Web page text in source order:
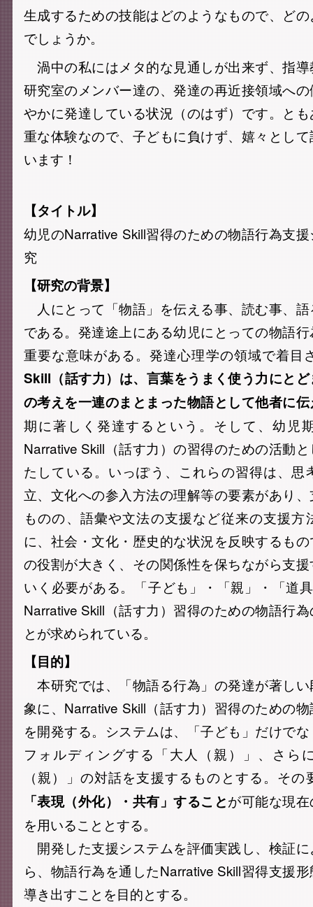
生成するための技能はどのようなもので、ど
でしょうか。
渦中の私にはメタ的な見通しが出来ず、指
研究室のメンバー達の、発達の再近接領域へ
やかに発達している状況（のはず）です。と
重な体験なので、子どもに負けず、嬉々とし
います！
【タイトル】
幼児のNarrative Skill習得のための物語行為支
究
【研究の背景】
人にとって「物語」を伝える事、読む事、
である。発達途上にある幼児にとっての物語
重要な意味がある。発達心理学の領域で着目
Skill（話す力）は、言葉をうまく使う力にと
の考えを一連のまとまった物語として他者に
期に著しく発達するという。そして、幼児
Narrative Skill（話す力）の習得のための活動
たしている。いっぽう、これらの習得は、思
立、文化への参入方法の理解等の要素があり
ものの、語彙や文法の支援など従来の支援方
に、社会・文化・歴史的な状況を反映するも
の役割が大きく、その関係性を保ちながら支
いく必要がある。「子ども」・「親」・「道
Narrative Skill（話す力）習得のための物語行
とが求められている。
【目的】
本研究では、「物語る行為」の発達が著し
象に、Narrative Skill（話す力）習得のための
を開発する。システムは、「子ども」だけで
フォルディングする「大人（親）」、さら
（親）」の対話を支援するものとする。その
「表現（外化）・共有」することが可能な現
を用いることとする。
開発した支援システムを評価実践し、検証
ら、物語行為を通したNarrative Skill習得支援
導き出すことを目的とする。